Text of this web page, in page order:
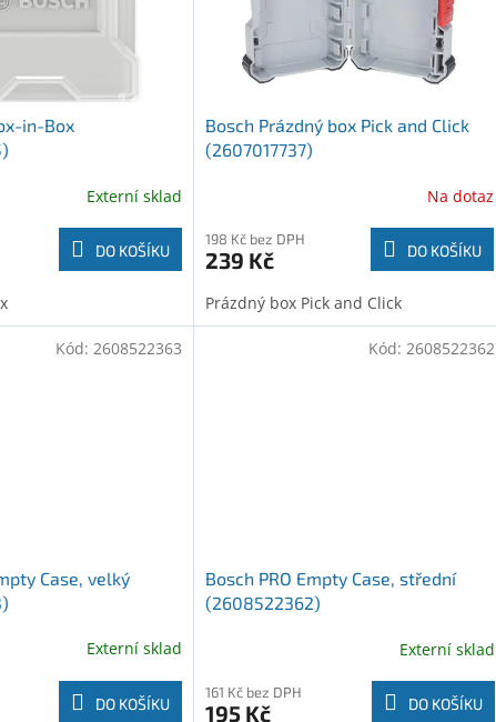
in-Box
Externí sklad
DO KOŠÍKU
Bosch Prázdný box Pick and Click
(2607017737)
Na dotaz
198 Kč bez DPH
239 Kč DO KOŠÍKU
Prázdný box Pick and Click
Case, velký
Externí sklad
DO KOŠÍKU
Kód: 2608522363
Bosch PRO Empty Case, střední
(2608522362)
Externí sklad
161 Kč bez DPH
195 Kč DO KOŠÍKU
Kód: 2608522362